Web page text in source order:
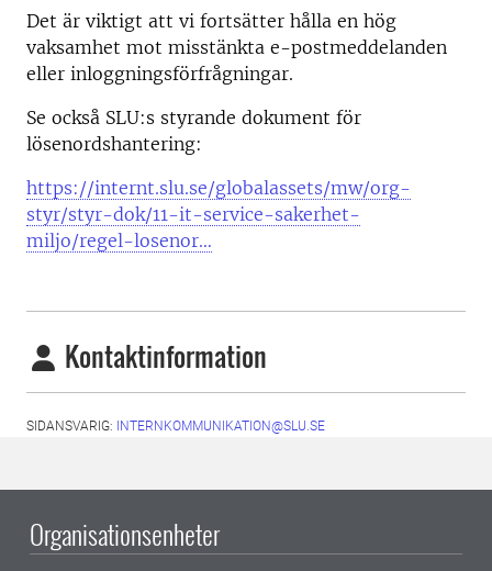
Det är viktigt att vi fortsätter hålla en hög
vaksamhet mot misstänkta e-postmeddelanden
eller inloggningsförfrågningar.
Se också SLU:s styrande dokument för
lösenordshantering:
https://internt.slu.se/globalassets/mw/org-
styr/styr-dok/11-it-service-sakerhet-
miljo/regel-losenor…
Kontaktinformation
SIDANSVARIG: INTERNKOMMUNIKATION@SLU.SE
Organisationsenheter